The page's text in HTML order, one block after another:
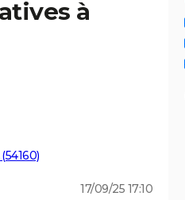
à
17/09/25 17:10